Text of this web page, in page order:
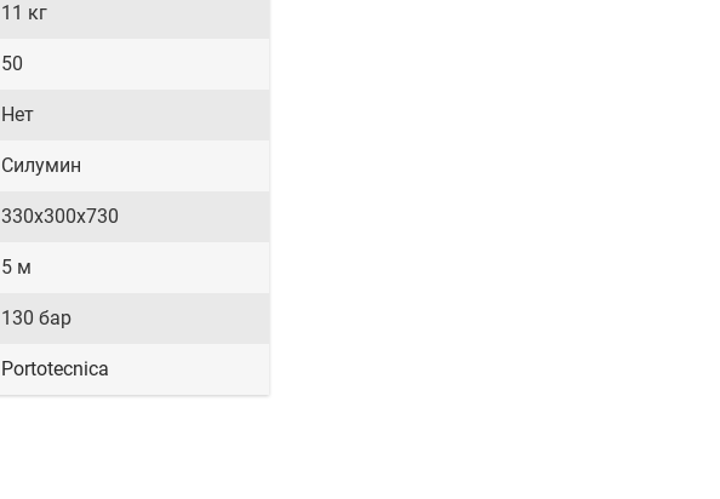
11 кг
50
Нет
Силумин
330х300х730
5 м
130 бар
Portotecnica